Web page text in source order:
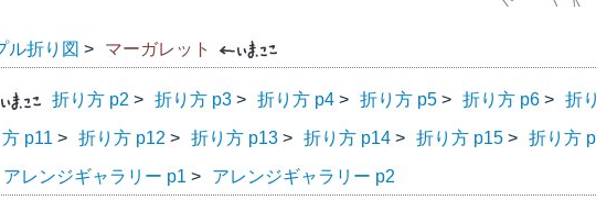
ル折り図 > マーガレット
折り方 p2 > 折り方 p3 > 折り方 p4 > 折り方 p5 > 折り方 p6 > 折
p11 > 折り方 p12 > 折り方 p13 > 折り方 p14 > 折り方 p15 > 折り方
アレンジギャラリー p1 > アレンジギャラリー p2